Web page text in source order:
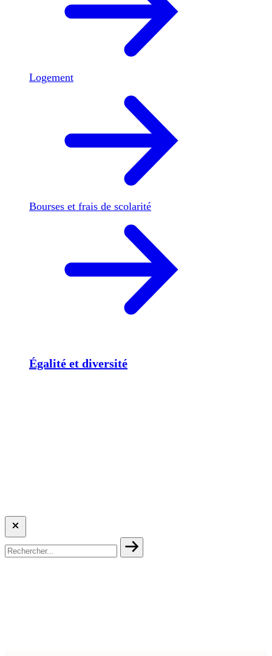
Logement
Bourses et frais de scolarité
Égalité et diversité